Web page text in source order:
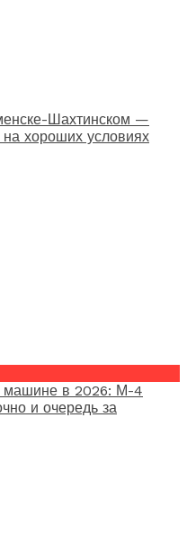
Шахтинском —
хороших условиях
машине в 2026: М-4
и очередь за